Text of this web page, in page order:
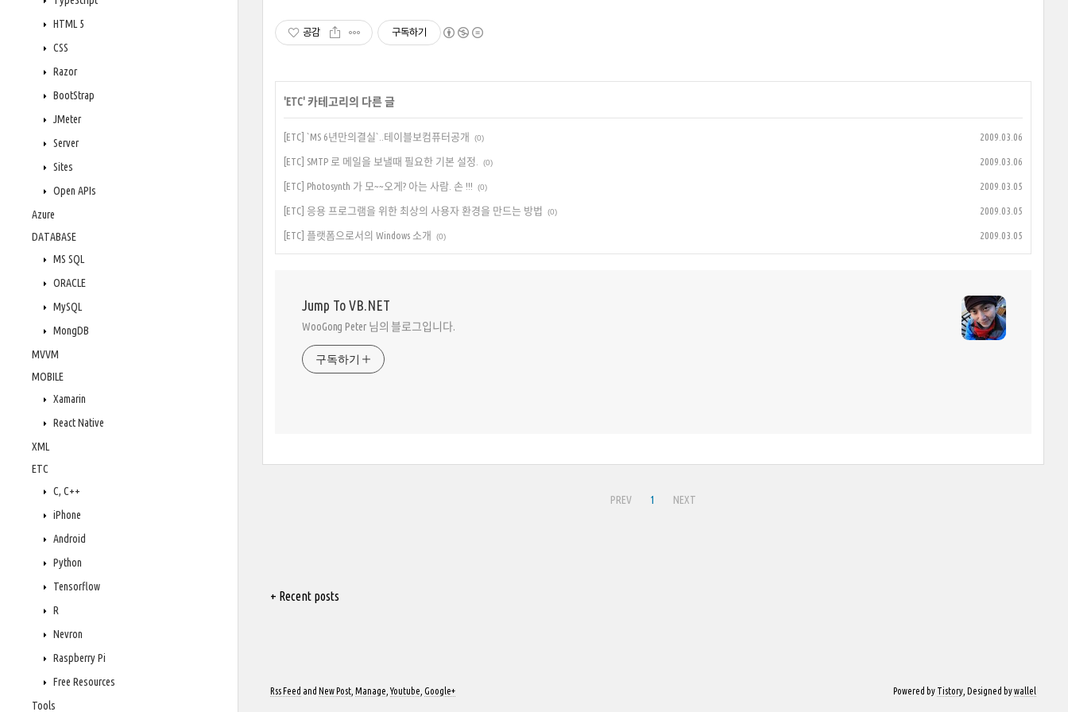
HTML 5
CSS
Razor
BootStrap
JMeter
Server
Sites
Open APIs
Azure
DATABASE
MS SQL
ORACLE
MySQL
MongDB
MVVM
MOBILE
Xamarin
React Native
XML
ETC
C, C++
iPhone
Android
Python
Tensorflow
R
Nevron
Raspberry Pi
Free Resources
Tools
공감 구독하기
'ETC' 카테고리의 다른 글
[ETC] `MS 6년만의결실`..테이블보컴퓨터공개 (0) 2009.03.06
[ETC] SMTP 로 메일을 보낼때 필요한 기본 설정. (0) 2009.03.06
[ETC] Photosynth 가 모~~오게? 아는 사람. 손 !!! (0) 2009.03.05
[ETC] 응용 프로그램을 위한 최상의 사용자 환경을 만드는 방법 (0) 2009.03.05
[ETC] 플랫폼으로서의 Windows 소개 (0) 2009.03.05
Jump To VB.NET
WooGong Peter 님의 블로그입니다.
구독하기
PREV 1 NEXT
+ Recent posts
Powered by Tistory , Designed bywallel
Rss Feed and New Post, Manage ,Youtube Google+